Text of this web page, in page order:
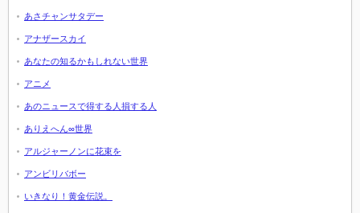
あさチャンサタデー
アナザースカイ
あなたの知るかもしれない世界
アニメ
あのニュースで得する人損する人
ありえへん∞世界
アルジャーノンに花束を
アンビリバボー
いきなり！黄金伝説。